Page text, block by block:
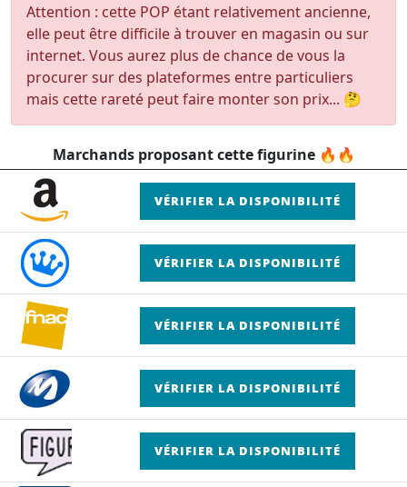
Attention : cette POP étant relativement ancienne,
elle peut être difficile à trouver en magasin ou sur
internet. Vous aurez plus de chance de vous la
procurer sur des plateformes entre particuliers
mais cette rareté peut faire monter son prix... 🤔
Marchands proposant cette figurine 🔥🔥
VÉRIFIER LA DISPONIBILITÉ
VÉRIFIER LA DISPONIBILITÉ
VÉRIFIER LA DISPONIBILITÉ
VÉRIFIER LA DISPONIBILITÉ
VÉRIFIER LA DISPONIBILITÉ